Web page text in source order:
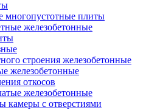
многопустотные плиты
железобетонные
строения железобетонные
железобетонные
откосов
железобетонные
камеры с отверстиями